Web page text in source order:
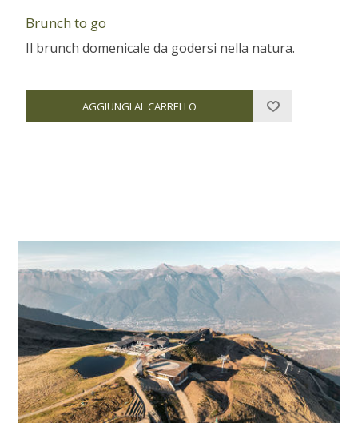
Brunch to go
Il brunch domenicale da godersi nella natura.